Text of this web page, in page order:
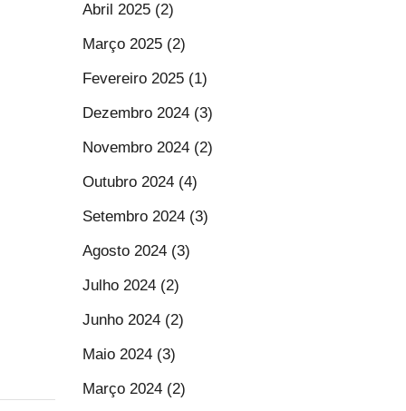
Abril 2025 (2)
Março 2025 (2)
Fevereiro 2025 (1)
Dezembro 2024 (3)
Novembro 2024 (2)
Outubro 2024 (4)
Setembro 2024 (3)
Agosto 2024 (3)
Julho 2024 (2)
Junho 2024 (2)
Maio 2024 (3)
Março 2024 (2)